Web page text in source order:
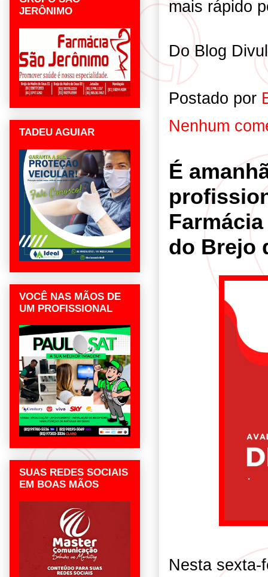
mais rápido
Do Blog
Postado por
Nenhum
É
do Brejo
Nesta sexta-
JERÔNIMO
TADEU AGUIAR
VOCÊ NAS MÃOS DE
UM PROFISSIONAL
SUAS REDES SOCIAIS
EM BOAS MÃOS